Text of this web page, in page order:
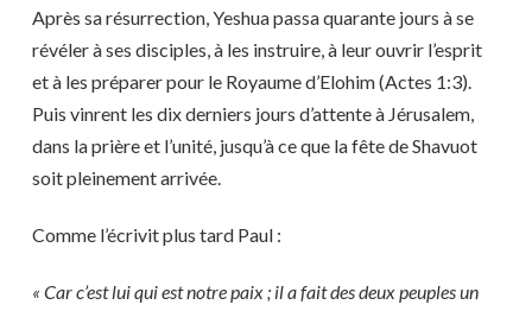
Après sa résurrection, Yeshua passa quarante jours à se
révéler à ses disciples, à les instruire, à leur ouvrir l’esprit
et à les préparer pour le Royaume d’Elohim (Actes 1:3).
Puis vinrent les dix derniers jours d’attente à Jérusalem,
dans la prière et l’unité, jusqu’à ce que la fête de Shavuot
soit pleinement arrivée.
Comme l’écrivit plus tard Paul :
« Car c’est lui qui est notre paix ; il a fait des deux peuples un